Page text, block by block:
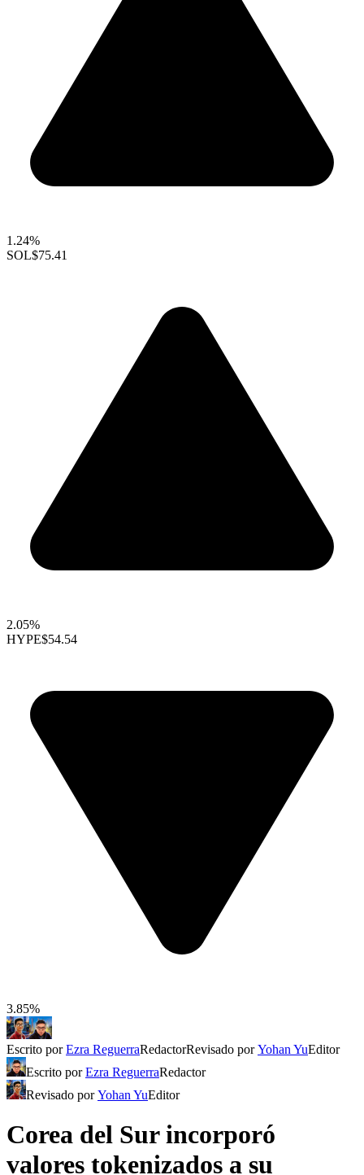
1.24%
SOL$75.41
2.05%
HYPE$54.54
3.85%
Escrito porEzra ReguerraRedactorRevisado porYohan YuEditor
Escrito porEzra ReguerraRedactor
Revisado porYohan YuEditor
Corea del Sur incorporó
valores tokenizados a su